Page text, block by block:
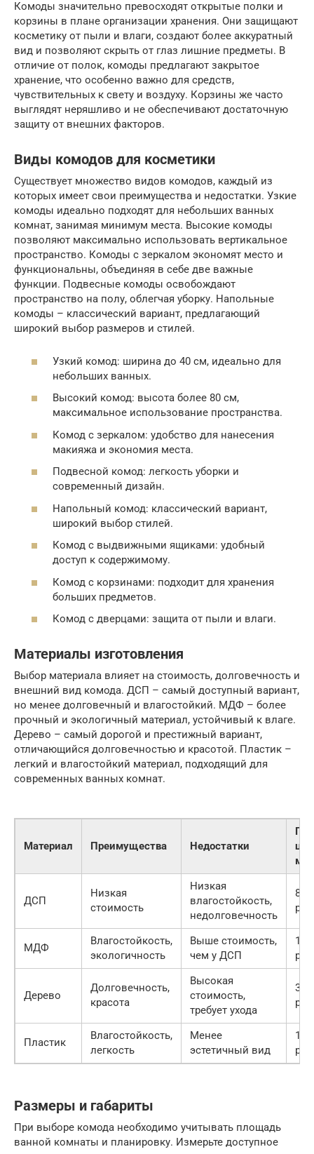
Комоды значительно превосходят открытые полки и
корзины в плане организации хранения. Они защищают
косметику от пыли и влаги, создают более аккуратный
вид и позволяют скрыть от глаз лишние предметы. В
отличие от полок, комоды предлагают закрытое
хранение, что особенно важно для средств,
чувствительных к свету и воздуху. Корзины же часто
выглядят неряшливо и не обеспечивают достаточную
защиту от внешних факторов.
Виды комодов для косметики
Существует множество видов комодов, каждый из
которых имеет свои преимущества и недостатки. Узкие
комоды идеально подходят для небольших ванных
комнат, занимая минимум места. Высокие комоды
позволяют максимально использовать вертикальное
пространство. Комоды с зеркалом экономят место и
функциональны, объединяя в себе две важные
функции. Подвесные комоды освобождают
пространство на полу, облегчая уборку. Напольные
комоды – классический вариант, предлагающий
широкий выбор размеров и стилей.
Узкий комод: ширина до 40 см, идеально для
небольших ванных.
Высокий комод: высота более 80 см,
максимальное использование пространства.
Комод с зеркалом: удобство для нанесения
макияжа и экономия места.
Подвесной комод: легкость уборки и
современный дизайн.
Напольный комод: классический вариант,
широкий выбор стилей.
Комод с выдвижными ящиками: удобный
доступ к содержимому.
Комод с корзинами: подходит для хранения
больших предметов.
Комод с дверцами: защита от пыли и влаги.
Материалы изготовления
Выбор материала влияет на стоимость, долговечность и
внешний вид комода. ДСП – самый доступный вариант,
но менее долговечный и влагостойкий. МДФ – более
прочный и экологичный материал, устойчивый к влаге.
Дерево – самый дорогой и престижный вариант,
отличающийся долговечностью и красотой. Пластик –
легкий и влагостойкий материал, подходящий для
современных ванных комнат.
Материал Преимущества Недостатки
м2)
ДСП
Низкая
стоимость
Низкая
влагостойкость,
недолговечность
руб.
МДФ
Влагостойкость,
экологичность
Выше стоимость,
чем у ДСП
руб.
Дерево
Долговечность,
красота
Высокая
стоимость,
требует ухода
руб.
Пластик
Влагостойкость,
легкость
Менее
эстетичный вид
руб.
Размеры и габариты
При выборе комода необходимо учитывать площадь
ванной комнаты и планировку. Измерьте доступное